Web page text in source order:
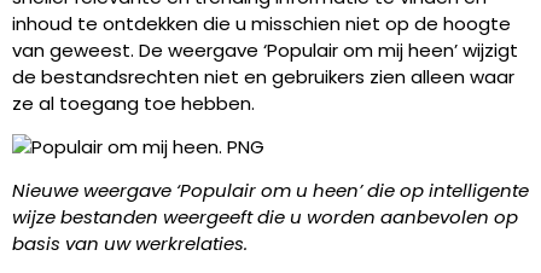
inhoud te ontdekken die u misschien niet op de hoogte
van geweest. De weergave ‘Populair om mij heen’ wijzigt
de bestandsrechten niet en gebruikers zien alleen waar
ze al toegang toe hebben.
Nieuwe weergave ‘Populair om u heen’ die op intelligente
wijze bestanden weergeeft die u worden aanbevolen op
basis van uw werkrelaties.